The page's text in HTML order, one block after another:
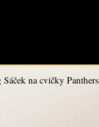
na cvičky Panthers